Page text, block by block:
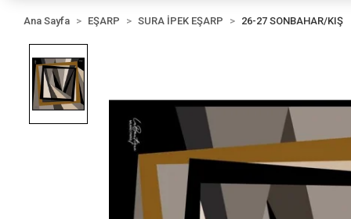
Ana Sayfa EŞARP SURA İPEK EŞARP 26-27 SONBAHAR/KIŞ